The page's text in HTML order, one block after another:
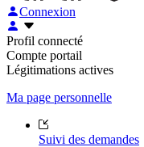
Connexion
Profil connecté
Compte portail
Légitimations actives
Ma page personnelle
Suivi des demandes